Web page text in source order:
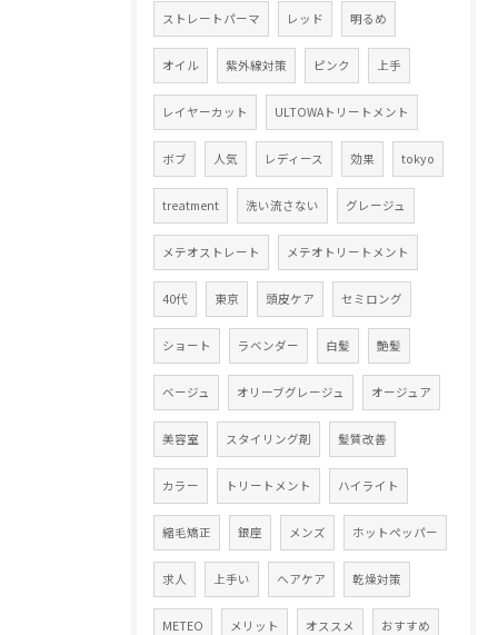
ストレートパーマ レッド 明るめ
オイル 紫外線対策 ピンク 上手
レイヤーカット ULTOWAトリートメント
ボブ 人気 レディース 効果 tokyo
treatment 洗い流さない グレージュ
メテオストレート メテオトリートメント
40代 東京 頭皮ケア セミロング
ショート ラベンダー 白髪 艶髪
ベージュ オリーブグレージュ オージュア
美容室 スタイリング剤 髪質改善
カラー トリートメント ハイライト
縮毛矯正 銀座 メンズ ホットペッパー
求人 上手い ヘアケア 乾燥対策
METEO メリット オススメ おすすめ